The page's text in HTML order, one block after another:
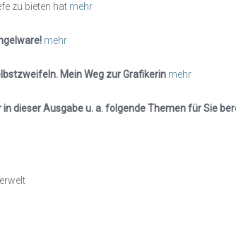
zu bieten hat mehr
mehr
Mein Weg zur Grafikerin mehr
dieser Ausgabe u. a. folgende Themen für Sie